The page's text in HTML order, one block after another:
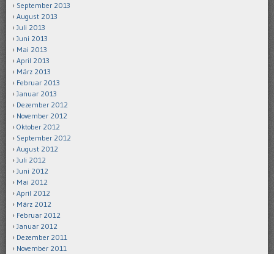
September 2013
August 2013
Juli 2013
Juni 2013
Mai 2013
April 2013
März 2013
Februar 2013
Januar 2013
Dezember 2012
November 2012
Oktober 2012
September 2012
August 2012
Juli 2012
Juni 2012
Mai 2012
April 2012
März 2012
Februar 2012
Januar 2012
Dezember 2011
November 2011